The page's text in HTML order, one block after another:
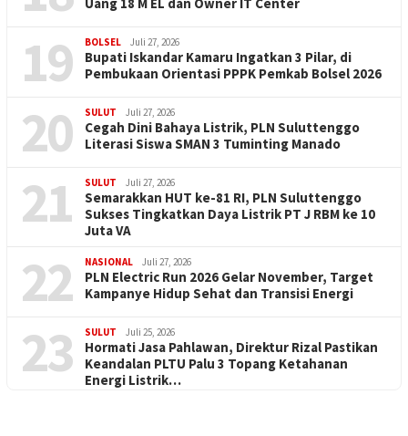
19 BOLSEL Juli 27, 2026
Bupati Iskandar Kamaru Ingatkan 3 Pilar, di
Pembukaan Orientasi PPPK Pemkab Bolsel 2026
20 SULUT Juli 27, 2026
Cegah Dini Bahaya Listrik, PLN Suluttenggo
Literasi Siswa SMAN 3 Tuminting Manado
21 SULUT Juli 27, 2026
Semarakkan HUT ke-81 RI, PLN Suluttenggo
Sukses Tingkatkan Daya Listrik PT J RBM ke 10
Juta VA
22 NASIONAL Juli 27, 2026
PLN Electric Run 2026 Gelar November, Target
Kampanye Hidup Sehat dan Transisi Energi
23 SULUT Juli 25, 2026
Hormati Jasa Pahlawan, Direktur Rizal Pastikan
Keandalan PLTU Palu 3 Topang Ketahanan
Energi Listrik…